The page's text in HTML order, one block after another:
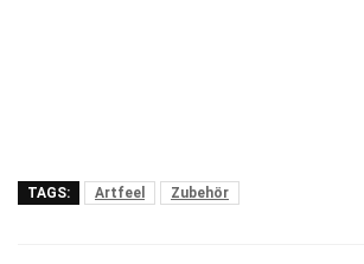
TAGS: Artfeel Zubehör